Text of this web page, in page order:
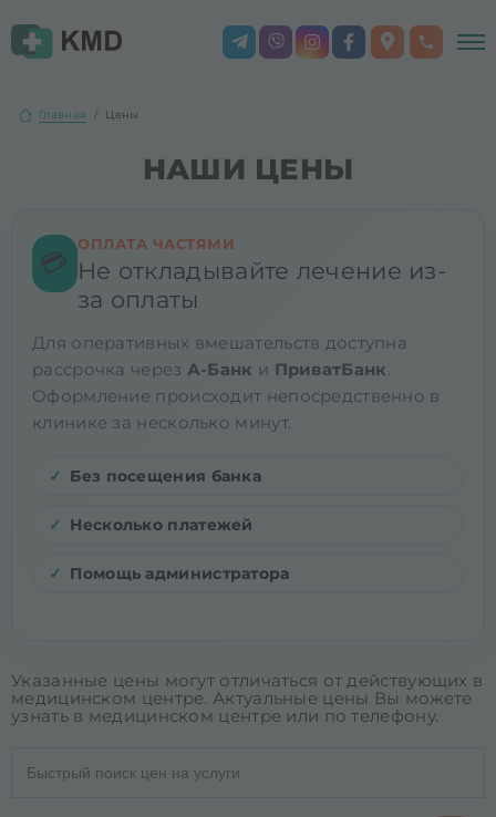
Главная Цены
НАШИ ЦЕНЫ
💳
ОПЛАТА ЧАСТЯМИ
Не откладывайте лечение из-
за оплаты
Для оперативных вмешательств доступна
рассрочка через А-Банк и ПриватБанк.
Оформление происходит непосредственно в
клинике за несколько минут.
Без посещения банка
Несколько платежей
Помощь администратора
Указанные цены могут отличаться от действующих в
медицинском центре. Актуальные цены Вы можете
узнать в медицинском центре или по телефону.